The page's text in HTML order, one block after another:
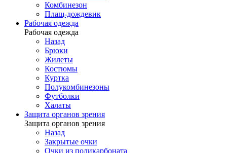
Комбинезон
Плащ-дождевик
Рабочая одежда
Рабочая одежда
Назад
Брюки
Жилеты
Костюмы
Куртка
Полукомбинезоны
Футболки
Халаты
Защита органов зрения
Защита органов зрения
Назад
Закрытые очки
Очки из поликарбоната